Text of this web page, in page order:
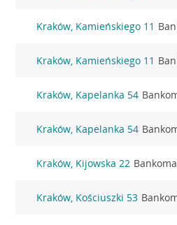
Kraków, Kamieńskiego 11
Kraków, Kamieńskiego 11
Kraków, Kapelanka 54
Kraków, Kapelanka 54
Kraków, Kijowska 22
Kraków, Kościuszki 53